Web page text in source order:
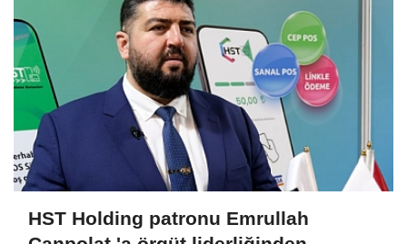
HST Holding patronu Emrullah